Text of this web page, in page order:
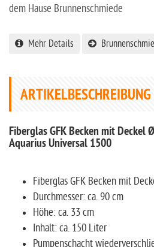
dem Hause Brunnenschmiede
Mehr Details
ARTIKELBESCHREIBUNG
Fiberglas GFK Becken mit Deckel
Aquarius Universal 1500
Fiberglas GFK Becken mit
Durchmesser: ca. 90 cm
Höhe: ca. 33 cm
Inhalt: ca. 150 Liter
Pumpenschacht